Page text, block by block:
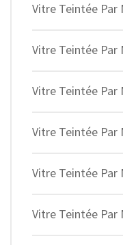
Vitre Teintée Par
Vitre Teintée Par
Vitre Teintée Par
Vitre Teintée Par
Vitre Teintée Par
Vitre Teintée Par